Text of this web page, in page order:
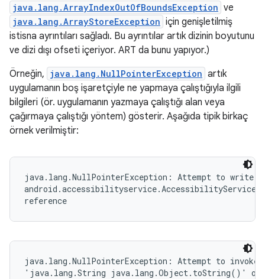
java.lang.ArrayIndexOutOfBoundsException ve
java.lang.ArrayStoreException için genişletilmiş
istisna ayrıntıları sağladı. Bu ayrıntılar artık dizinin boyutunu
ve dizi dışı ofseti içeriyor. ART da bunu yapıyor.)
Örneğin, java.lang.NullPointerException artık
uygulamanın boş işaretçiyle ne yapmaya çalıştığıyla ilgili
bilgileri (ör. uygulamanın yazmaya çalıştığı alan veya
çağırmaya çalıştığı yöntem) gösterir. Aşağıda tipik birkaç
örnek verilmiştir:
java.lang.NullPointerException: Attempt to
reference
java.lang.NullPointerException: Attempt to invoke
'java.lang.String java.lang.Object.toString()' on